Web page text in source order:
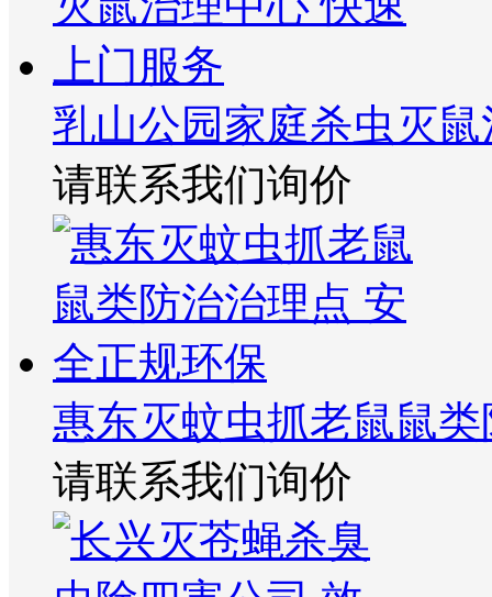
乳山公园家庭杀虫灭
请联系我们询价
惠东灭蚊虫抓老鼠鼠
请联系我们询价